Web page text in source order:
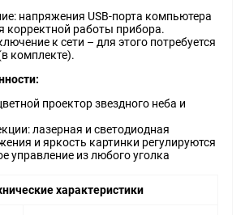
напряжения USB-порта компьютера
корректной работы прибора.
к сети – для этого потребуется
комплекте).
проектор звездного неба и
лазерная и светодиодная
и яркость картинки регулируются
управление из любого уголка
характеристики